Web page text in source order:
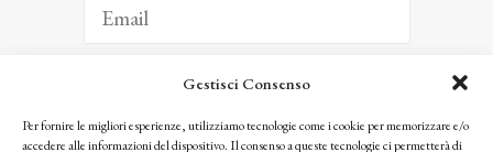
Gestisci Consenso
Per fornire le migliori esperienze, utilizziamo tecnologie come i cookie per memorizzare e/o
accedere alle informazioni del dispositivo. Il consenso a queste tecnologie ci permetterà di
ISCRIVITI